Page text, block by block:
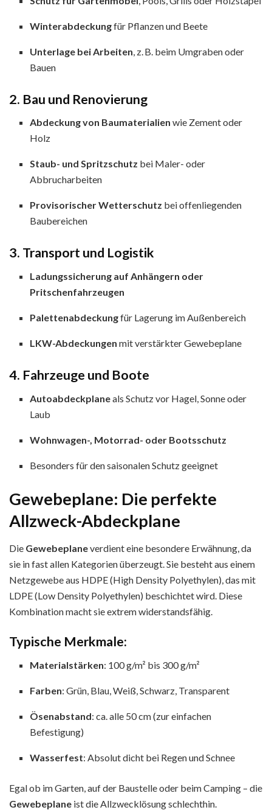
Winterabdeckungfür Pflanzen und Beete
Unterlage bei Arbeiten , z. B. beim Umgraben oder
Bauen
2. Bau und Renovierung
Abdeckung von Baumaterialien wie Zement oder
Holz
Staub- und Spritzschutz bei Maler- oder
Abbrucharbeiten
Provisorischer Wetterschutz bei offenliegenden
Baubereichen
3. Transport und Logistik
Ladungssicherung auf Anhängern oder
Pritschenfahrzeugen
Palettenabdeckungfür Lagerung im Außenbereich
LKW-Abdeckungen mit verstärkter Gewebeplane
4. Fahrzeuge und Boote
Autoabdeckplaneals Schutz vor Hagel, Sonne oder
Laub
Wohnwagen-, Motorrad- oder Bootsschutz
Besonders für den saisonalen Schutz geeignet
Gewebeplane: Die perfekte
Allzweck-Abdeckplane
Die Gewebeplaneverdient eine besondere Erwähnung, da
sie in fast allen Kategorien überzeugt. Sie besteht aus einem
Netzgewebe aus HDPE (High Density Polyethylen), das mit
LDPE (Low Density Polyethylen) beschichtet wird. Diese
Kombination macht sie extrem widerstandsfähig.
Typische Merkmale:
Materialstärken: 100 g/m² bis 300 g/m²
Farben: Grün, Blau, Weiß, Schwarz, Transparent
Ösenabstand: ca. alle 50 cm (zur einfachen
Befestigung)
Wasserfest: Absolut dicht bei Regen und Schnee
Egal ob im Garten, auf der Baustelle oder beim Camping – die
Gewebeplane ist die Allzwecklösung schlechthin.